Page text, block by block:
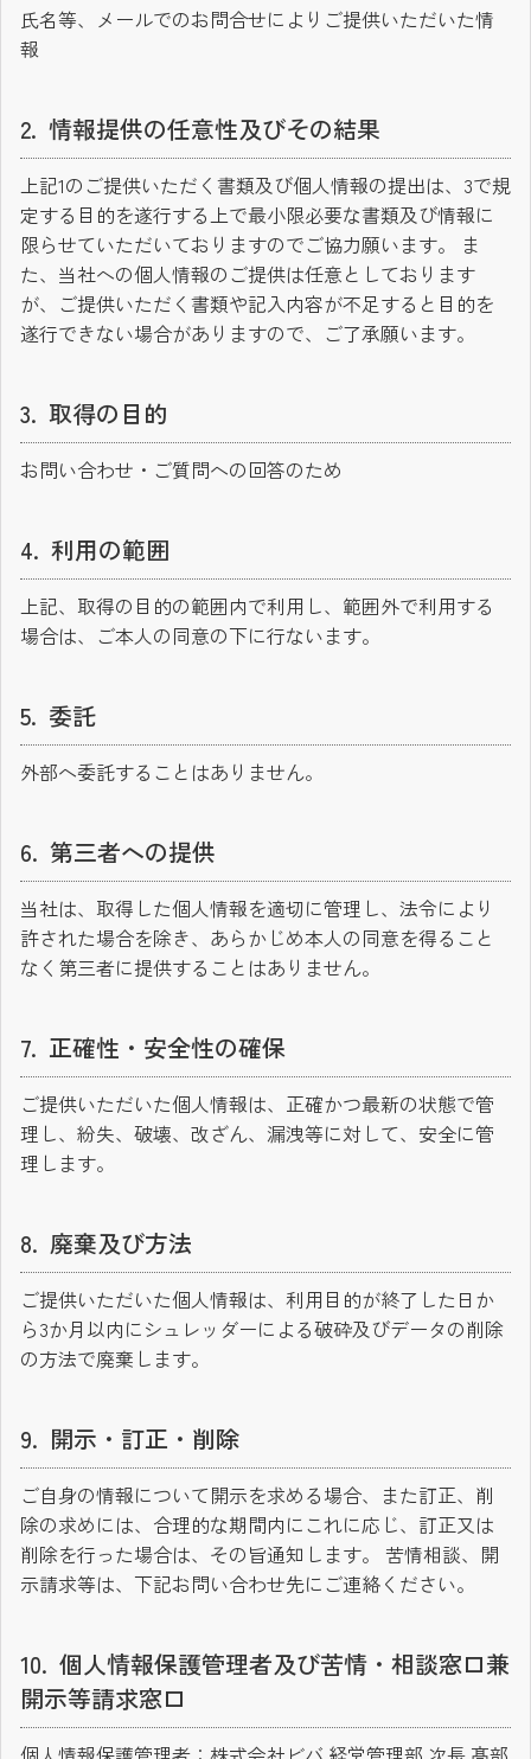
氏名等、メールでのお問合せによりご提供いただいた情
報
情報提供の任意性及びその結果
上記1のご提供いただく書類及び個人情報の提出は、3で規
定する目的を遂行する上で最小限必要な書類及び情報に
限らせていただいておりますのでご協力願います。 ま
た、当社への個人情報のご提供は任意としております
が、ご提供いただく書類や記入内容が不足すると目的を
遂行できない場合がありますので、ご了承願います。
取得の目的
お問い合わせ・ご質問への回答のため
利用の範囲
上記、取得の目的の範囲内で利用し、範囲外で利用する
場合は、ご本人の同意の下に行ないます。
委託
外部へ委託することはありません。
第三者への提供
当社は、取得した個人情報を適切に管理し、法令により
許された場合を除き、あらかじめ本人の同意を得ること
なく第三者に提供することはありません。
正確性・安全性の確保
ご提供いただいた個人情報は、正確かつ最新の状態で管
理し、紛失、破壊、改ざん、漏洩等に対して、安全に管
理します。
廃棄及び方法
ご提供いただいた個人情報は、利用目的が終了した日か
ら3か月以内にシュレッダーによる破砕及びデータの削除
の方法で廃棄します。
開示・訂正・削除
ご自身の情報について開示を求める場合、また訂正、削
除の求めには、合理的な期間内にこれに応じ、訂正又は
削除を行った場合は、その旨通知します。 苦情相談、開
示請求等は、下記お問い合わせ先にご連絡ください。
個人情報保護管理者及び苦情・相談窓口兼
開示等請求窓口